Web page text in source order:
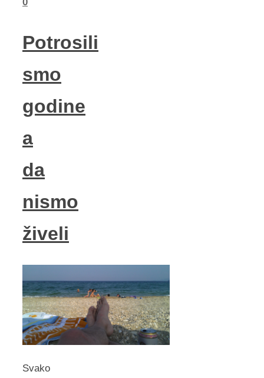
Potrosili
smo
godine
a
da
nismo
živeli
Svako